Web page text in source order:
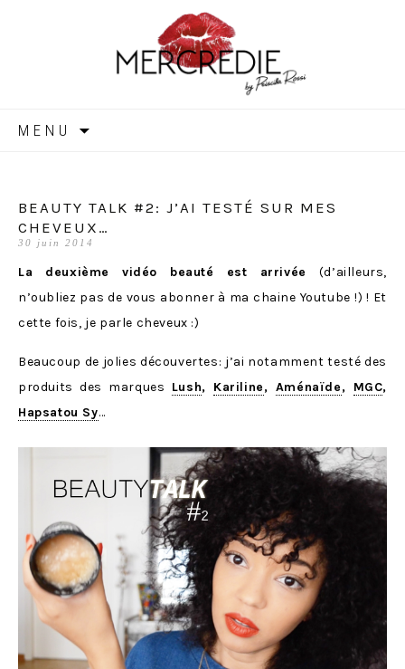
MERCREDIE
MENU
BEAUTY TALK #2: J’AI TESTÉ SUR MES
CHEVEUX…
30 juin 2014
La deuxième vidéo beauté est arrivée (d’ailleurs,
n’oubliez pas de vous abonner à ma chaine Youtube !) ! Et
cette fois, je parle cheveux :)
Beaucoup de jolies découvertes: j’ai notamment testé des
produits des marques Lush, Kariline, Aménaïde, MGC,
Hapsatou Sy…